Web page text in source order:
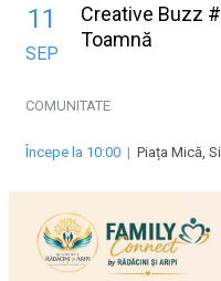
11
SEP
Creative Buzz
Toamnă
COMUNITATE
Începe la 10:00 | Piața Mică,